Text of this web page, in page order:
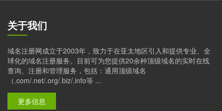
关于我们
域名注册网成立于2003年，致力于在亚太地区引入和提供专业、全
球化的域名注册服务。目前可为您提供20余种顶级域名的实时在线
查询、注册和管理服务，包括：通用顶级域名
（.com/.net/.org/.biz/.info等 ...
更多信息